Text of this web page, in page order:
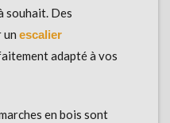
souhait. Des
un escalier
adapté à vos
en bois sont